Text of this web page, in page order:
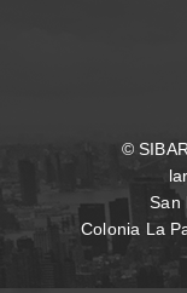
©
San
Colonia La